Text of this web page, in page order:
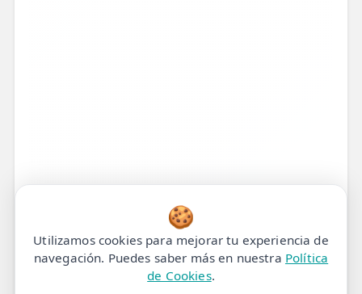
🍪
Utilizamos cookies para mejorar tu experiencia de
navegación. Puedes saber más en nuestra Política
de Cookies.